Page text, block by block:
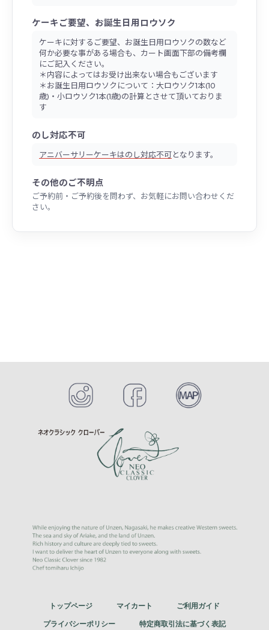
ケーキご要望、お誕生日用ロウソク
ケーキに対するご要望、お誕生日用ロウソクの数など
何か必要な事がある場合も、カート画面下部の備考欄
にご記入ください。
＊内容によってはお受け出来ない場合もございます
＊お誕生日用ロウソクについて：大ロウソク1本(10
歳)・小ロウソク1本(1歳)の計算とさせて頂いておりま
す
のし対応不可
アニバーサリーケーキはのし対応不可となります。
その他のご不明点
ご予約前・ご予約後を問わず、お気軽にお問い合わせくだ
さい。
トップページ マイカート ご利用ガイド
プライバシーポリシー 特定商取引法に基づく表記